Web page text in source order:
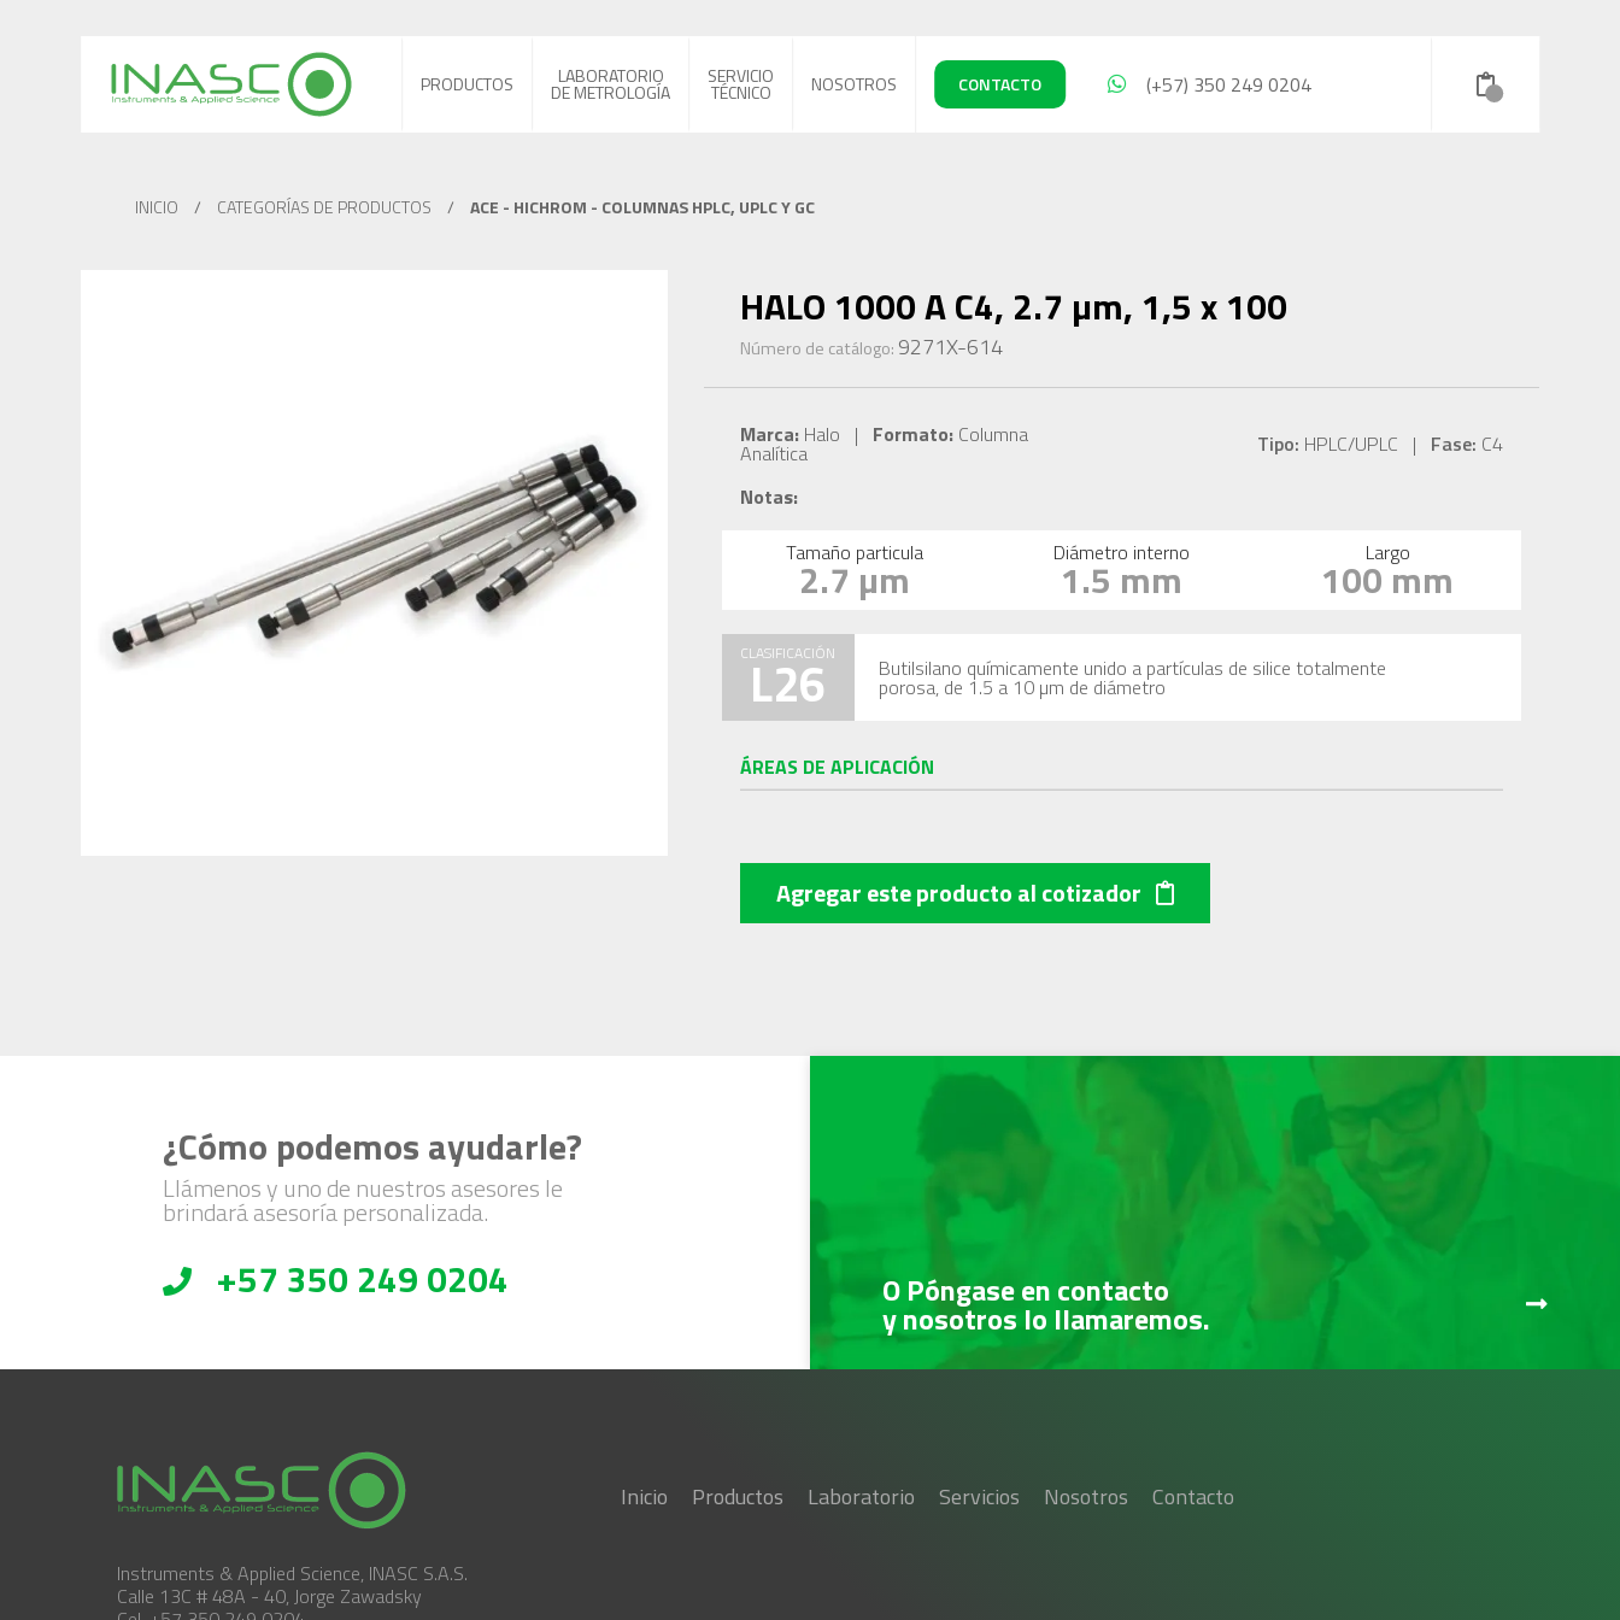
PRODUCTOS LABORATORIO
DE METROLOGÍA
SERVICIO
TÉCNICO NOSOTROS CONTACTO (+57) 350 249 0204
INICIO / CATEGORÍAS DE PRODUCTOS / ACE - HICHROM - COLUMNAS HPLC, UPLC Y GC
HALO 1000 A C4, 2.7 µm, 1,5 x 100
Número de catálogo: 9271X-614
Marca:Halo | Formato:Columna
Analítica Tipo: HPLC/UPLC | Fase: C4
Notas:
Tamaño particula
2.7 µm Diámetro interno
1.5 mm Largo
100 mm
CLASIFICACIÓN
L26 Butilsilano químicamente unido a partículas de silice totalmente
porosa, de 1.5 a 10 µm de diámetro
ÁREAS DE APLICACIÓN
Agregar este productoal cotizador
¿Cómo podemos ayudarle?
Llámenos y uno de nuestros asesores le
brindará asesoría personalizada.
+57 350 249 0204 O Póngase en contacto
y nosotros lo llamaremos.
Instruments & Applied Science, INASC S.A.S.
Calle 13C # 48A - 40, Jorge Zawadsky
Inicio Productos Laboratorio Servicios Nosotros Contacto